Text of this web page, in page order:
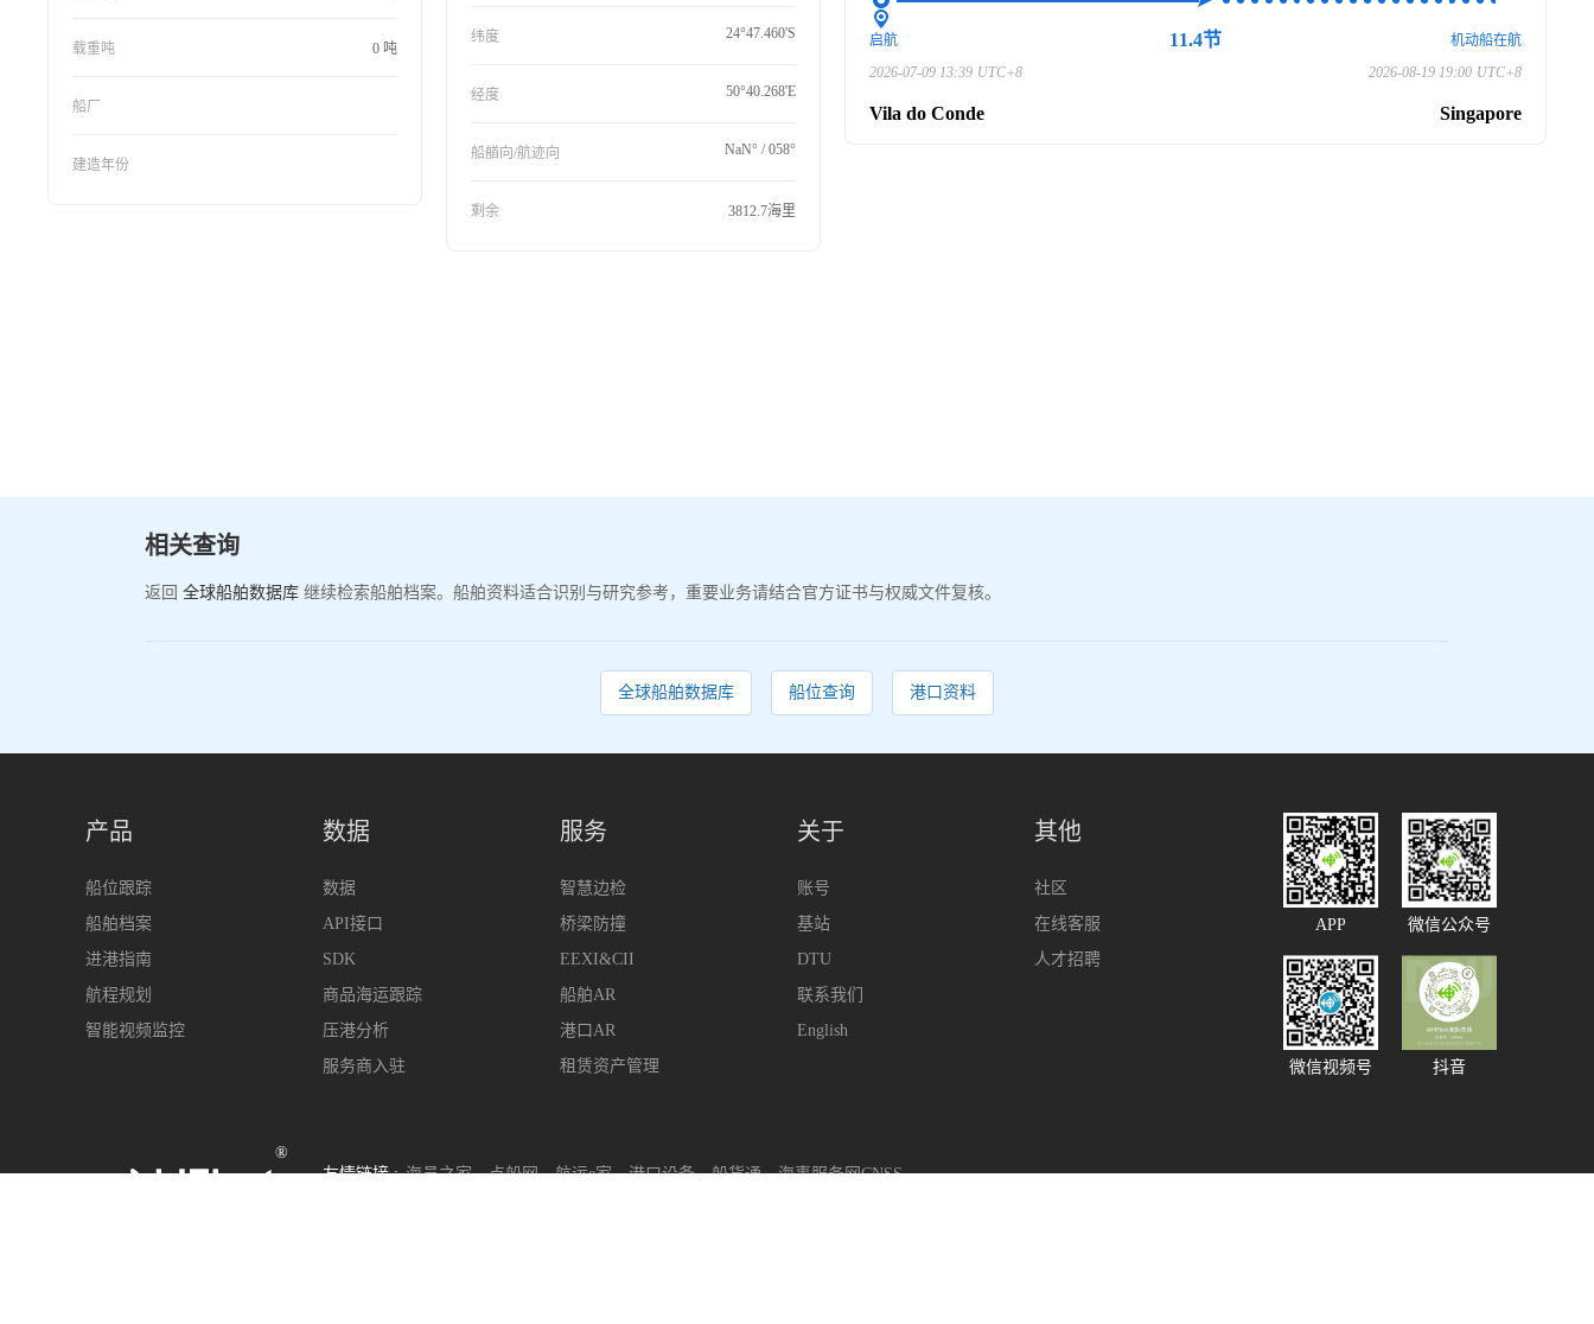
载重吨 0 吨
船厂
建造年份
纬度 24°47.460'S
经度 50°40.268'E
船艏向/航迹向 NaN° / 058°
剩余 3812.7海里
启航
2026-07-09 13:39 UTC+8
Vila do Conde
11.4节
机动船在航
2026-08-19 19:00 UTC+8
Singapore
相关查询
返回 全球船舶数据库 继续检索船舶档案。船舶资料适合识别与研究参考，重要业务请结合官方证书与权威文件复核。
全球船舶数据库 船位查询 港口资料
产品
船位跟踪
船舶档案
进港指南
航程规划
智能视频监控
数据
数据
API接口
SDK
商品海运跟踪
压港分析
服务商入驻
服务
智慧边检
桥梁防撞
EEXI&CII
船舶AR
港口AR
租赁资产管理
关于
账号
基站
DTU
联系我们
English
其他
社区
在线客服
人才招聘
APP 微信公众号
微信视频号 抖音
®
友情链接 : 海员之家 点船网 航运e家 港口设备 船货通 海事服务网CNSS